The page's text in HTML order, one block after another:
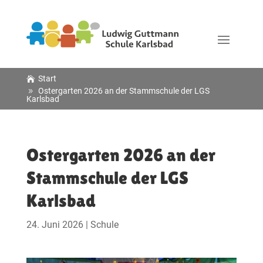
Start
Ostergarten 2026 an der Stammschule der LGS
Karlsbad
Ostergarten 2026 an der
Stammschule der LGS
Karlsbad
24. Juni 2026| Schule